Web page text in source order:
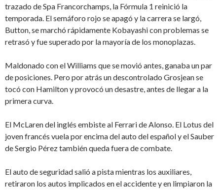
trazado de Spa Francorchamps, la Fórmula 1 reinició la
temporada. El semáforo rojo se apagó y la carrera se largó,
Button, se marchó rápidamente Kobayashi con problemas se
retrasó y fue superado por la mayoría de los monoplazas.
Maldonado con el Williams que se movió antes, ganaba un par
de posiciones. Pero por atrás un descontrolado Grosjean se
tocó con Hamilton y provocó un desastre, antes de llegar a la
primera curva.
El McLaren del inglés embiste al Ferrari de Alonso. El Lotus del
joven francés vuela por encima del auto del español y el Sauber
de Sergio Pérez también queda fuera de combate.
El auto de seguridad salió a pista mientras los auxiliares,
retiraron los autos implicados en el accidente y en limpiaron la